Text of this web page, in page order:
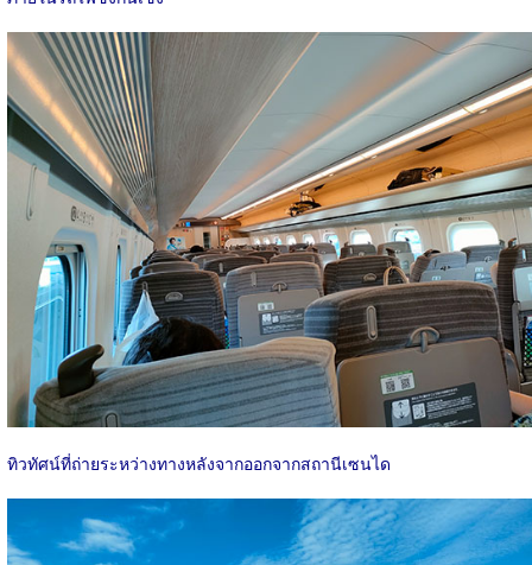
ทิวทัศน์ที่ถ่ายระหว่างทางหลังจากออกจากสถานีเซนได